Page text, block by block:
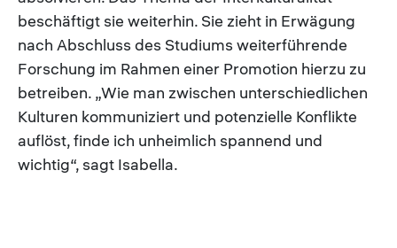
beschäftigt sie weiterhin. Sie zieht in Erwägung
nach Abschluss des Studiums weiterführende
Forschung im Rahmen einer Promotion hierzu zu
betreiben. „Wie man zwischen unterschiedlichen
Kulturen kommuniziert und potenzielle Konflikte
auflöst, finde ich unheimlich spannend und
wichtig“, sagt Isabella.